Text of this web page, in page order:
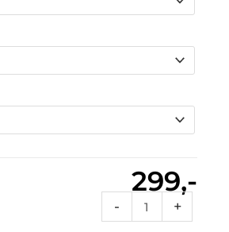
299,-
-
16
+